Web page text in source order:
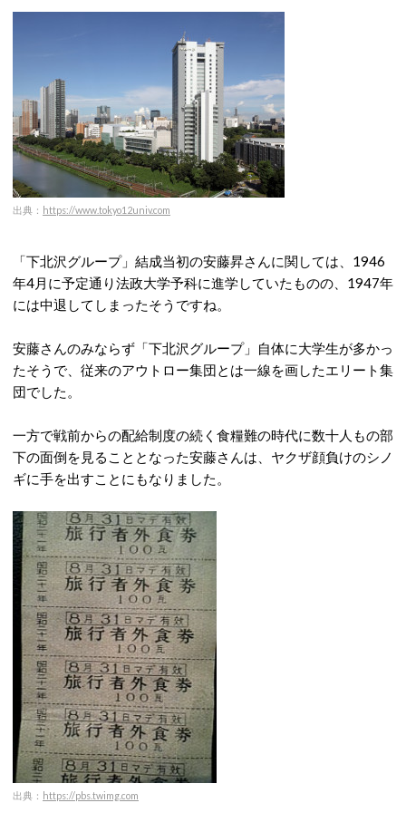
出典： https://www.tokyo12univ.com
「下北沢グループ」結成当初の安藤昇さんに関しては、1946
年4月に予定通り法政大学予科に進学していたものの、1947年
には中退してしまったそうですね。
安藤さんのみならず「下北沢グループ」自体に大学生が多かっ
たそうで、従来のアウトロー集団とは一線を画したエリート集
団でした。
一方で戦前からの配給制度の続く食糧難の時代に数十人もの部
下の面倒を見ることとなった安藤さんは、ヤクザ顔負けのシノ
ギに手を出すことにもなりました。
出典： https://pbs.twimg.com